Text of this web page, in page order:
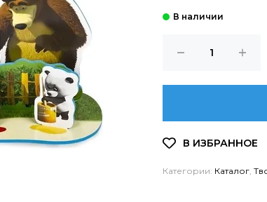
Категории: Каталог